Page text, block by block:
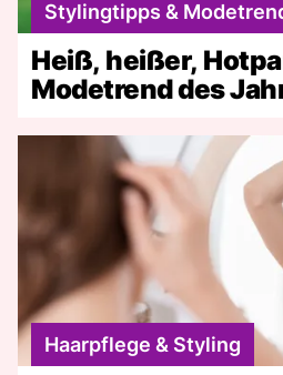
Stylingtipps &
Heiß, heißer,
Modetrend des
Haarpflege & Styling